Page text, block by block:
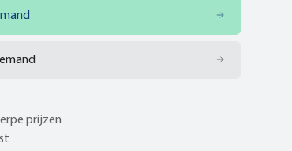
prijzen